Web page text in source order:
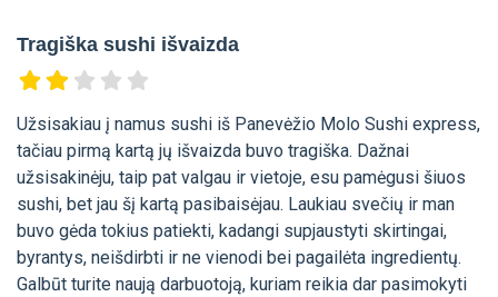
Tragiška sushi išvaizda
Užsisakiau į namus sushi iš Panevėžio Molo Sushi express,
tačiau pirmą kartą jų išvaizda buvo tragiška. Dažnai
užsisakinėju, taip pat valgau ir vietoje, esu pamėgusi šiuos
sushi, bet jau šį kartą pasibaisėjau. Laukiau svečių ir man
buvo gėda tokius patiekti, kadangi supjaustyti skirtingai,
byrantys, neišdirbti ir ne vienodi bei pagailėta ingredientų.
Galbūt turite naują darbuotoją, kuriam reikia dar pasimokyti